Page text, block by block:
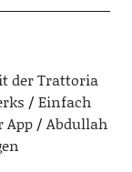
der Trattoria
Einfach
App
Abdullah